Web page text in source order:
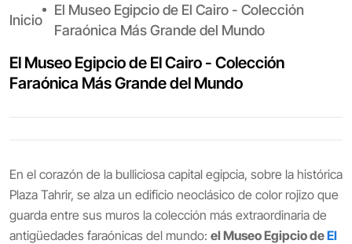
Inicio
El Museo Egipcio de El Cairo - Colección
Faraónica Más Grande del Mundo
El Museo Egipcio de El Cairo - Colección
Faraónica Más Grande del Mundo
En el corazón de la bulliciosa capital egipcia, sobre la histórica
Plaza Tahrir, se alza un edificio neoclásico de color rojizo que
guarda entre sus muros la colección más extraordinaria de
antigüedades faraónicas del mundo: el Museo Egipcio deEl